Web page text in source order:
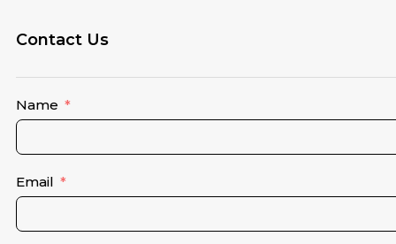
Contact Us
Name
Email